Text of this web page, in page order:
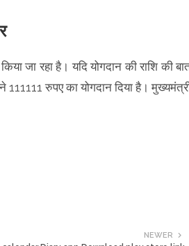
जा रहा है। यदि योगदान की राशि की
111111 रुपए का योगदान दिया है।
NEWER